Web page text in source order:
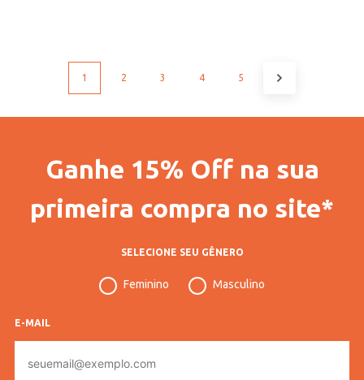
1 2 3 4 5
Ganhe 15% Off na sua
primeira compra no site*
SELECIONE SEU GÊNERO
Feminino Masculino
E-MAIL
mail